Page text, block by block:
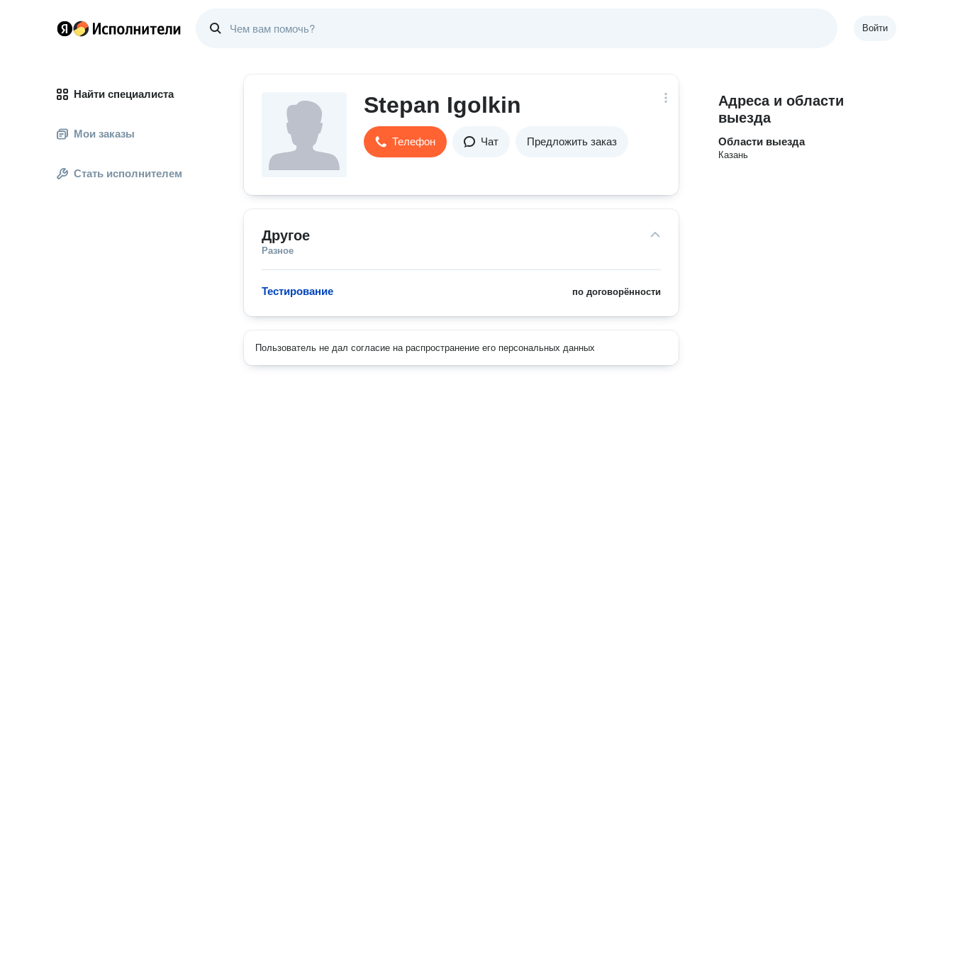
Войти
Найти специалиста
Мои заказы
Стать исполнителем
Stepan Igolkin
Телефон Чат Предложить заказ
Другое
Разное
по договорённости
Тестирование
Пользователь не дал согласие на распространение его персональных данных
Адреса и области
выезда
Области выезда
Казань